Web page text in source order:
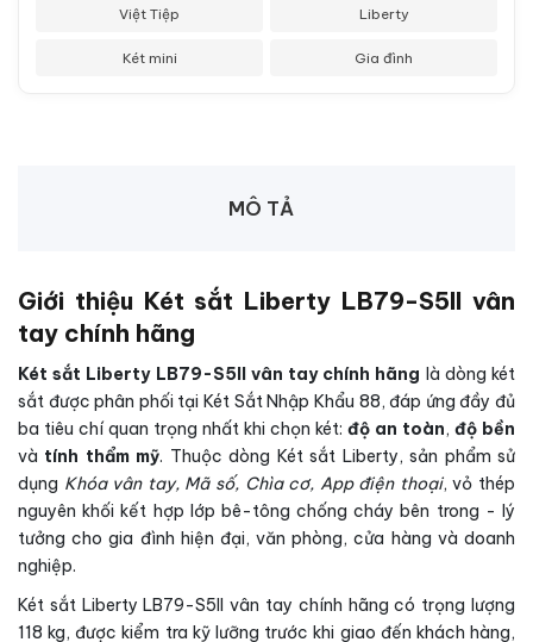
Việt Tiệp Liberty
Két mini Gia đình
MÔ TẢ
Giới thiệu Két sắt Liberty LB79-S5II vân
tay chính hãng
Két sắt Liberty LB79-S5II vân tay chính hãng là dòng két
sắt được phân phối tại Két Sắt Nhập Khẩu 88, đáp ứng đầy đủ
ba tiêu chí quan trọng nhất khi chọn két: độ an toàn, độ bền
và tính thẩm mỹ. Thuộc dòng Két sắt Liberty, sản phẩm sử
dụng Khóa vân tay, Mã số, Chìa cơ, App điện thoại, vỏ thép
nguyên khối kết hợp lớp bê-tông chống cháy bên trong - lý
tưởng cho gia đình hiện đại, văn phòng, cửa hàng và doanh
nghiệp.
Két sắt Liberty LB79-S5II vân tay chính hãng có trọng lượng
118 kg, được kiểm tra kỹ lưỡng trước khi giao đến khách hàng,